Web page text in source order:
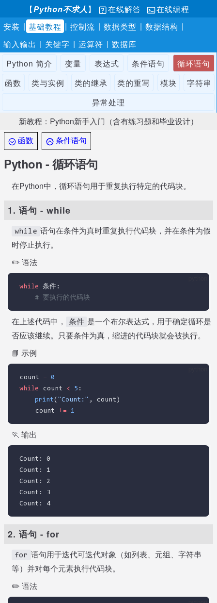
【Python不求人】 在线解答
在线编程
安装 | 基础教程 | 控制流 | 数据类型 | 数据结构 |
输入输出 | 关键字 | 运算符 | 数据库
Python 简介
变量 表达式 条件语句
循环语句
函数
类与实例 类的继承 类的重写 模块
字符串
异常处理
新教程：Python新手入门（含有练习题和毕业设计）
函数
条件语句
Python - 循环语句
在Python中，循环语句用于重复执行特定的代码块。
1. 语句 - while
while 语句在条件为真时重复执行代码块，并在条件为假
时停止执行。
✏️ 语法
while 条件:
# 要执行的代码块
在上述代码中， 条件 是一个布尔表达式，用于确定循环是
否应该继续。只要条件为真，缩进的代码块就会被执行。
📘 示例
count = 0
while count < 5 :
print( "Count:" , count)
    count
+= 1
🏃 输出
Count: 0
Count: 1
Count: 2
Count: 3
Count: 4
2. 语句 - for
for 语句用于迭代可迭代对象（如列表、元组、字符串
等）并对每个元素执行代码块。
✏️ 语法